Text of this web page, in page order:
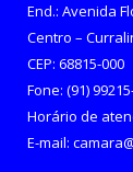
End.: Avenida
Centro –
CEP: 68815-000
Fone: (91)
Horário de
E-mail: